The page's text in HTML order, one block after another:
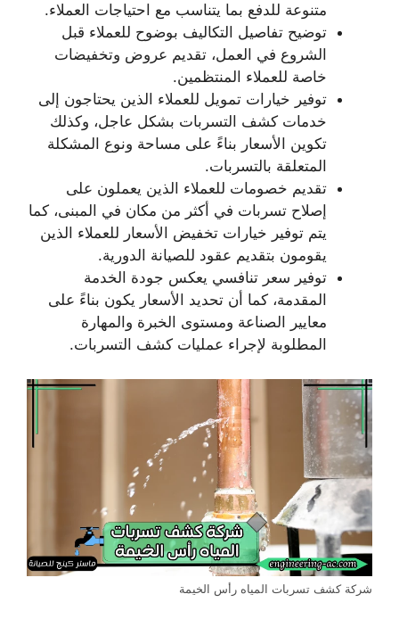
متنوعة للدفع بما يتناسب مع احتياجات العملاء.
توضيح تفاصيل التكاليف بوضوح للعملاء قبل
الشروع في العمل، تقديم عروض وتخفيضات
خاصة للعملاء المنتظمين.
توفير خيارات تمويل للعملاء الذين يحتاجون إلى
خدمات كشف التسربات بشكل عاجل، وكذلك
تكوين الأسعار بناءً على مساحة ونوع المشكلة
المتعلقة بالتسربات.
تقديم خصومات للعملاء الذين يعملون على
إصلاح تسربات في أكثر من مكان في المبنى، كما
يتم توفير خيارات تخفيض الأسعار للعملاء الذين
يقومون بتقديم عقود للصيانة الدورية.
توفير سعر تنافسي يعكس جودة الخدمة
المقدمة، كما أن تحديد الأسعار يكون بناءً على
معايير الصناعة ومستوى الخبرة والمهارة
المطلوبة لإجراء عمليات كشف التسربات.
شركة كشف تسربات المياه رأس الخيمة